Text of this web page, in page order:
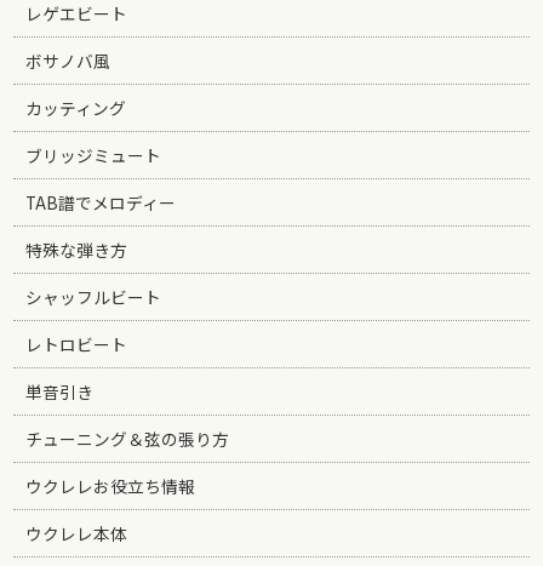
レゲエビート
ボサノバ風
カッティング
ブリッジミュート
TAB譜でメロディー
特殊な弾き方
シャッフルビート
レトロビート
単音引き
チューニング＆弦の張り方
ウクレレお役立ち情報
ウクレレ本体